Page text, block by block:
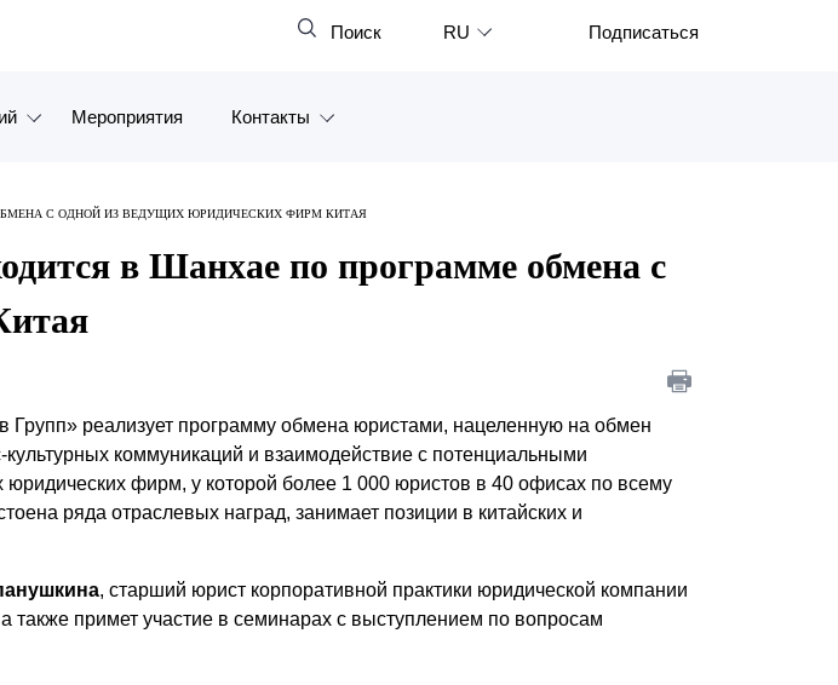
Закрыть
Поиск RU
Italiano
Português
Türkçe
Подписаться
инфопортал
Мероприятия Контакты
ОАЭ
Корея
С ОДНОЙ ИЗ ВЕДУЩИХ ЮРИДИЧЕСКИХ ФИРМ КИТАЯ
в Шанхае по программе обмена с
реализует программу обмена юристами, нацеленную на обмен
коммуникаций и взаимодействие с потенциальными
фирм, у которой более 1 000 юристов в 40 офисах по всему
ряда отраслевых наград, занимает позиции в китайских и
, старший юрист корпоративной практики юридической компании
также примет участие в семинарах с выступлением по вопросам